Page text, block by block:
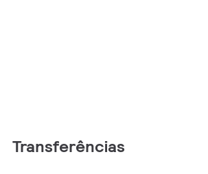
Transferências